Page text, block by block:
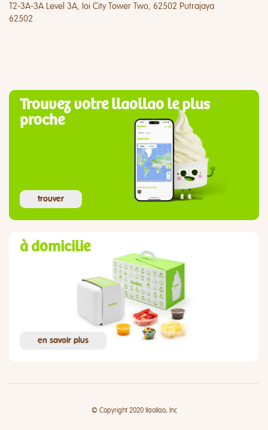
T2-3A-3A Level 3A, Ioi City Tower Two, 62502 Putrajaya
62502
Trouvez votre llaollao le plus
proche
trouver
à domicilie
en savoir plus
© Copyright 2020 llaollao, Inc